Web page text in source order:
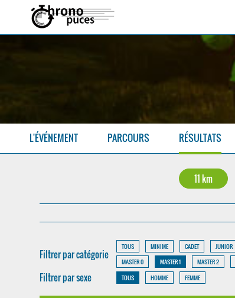
L'ÉVÉNEMENT PARCOURS RÉSULTATS
11 km
Filtrer par catégorie
TOUS MINIME CADET JUNIOR
MASTER 0
MASTER 1 MASTER 2
Filtrer par sexe TOUS HOMME FEMME